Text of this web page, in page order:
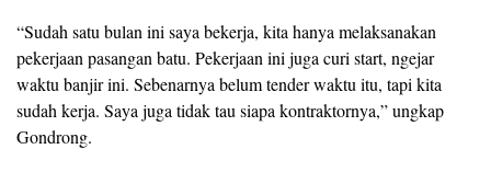
“Sudah satu bulan ini saya bekerja, kita hanya melaksanakan
pekerjaan pasangan batu. Pekerjaan ini juga curi start, ngejar
waktu banjir ini. Sebenarnya belum tender waktu itu, tapi kita
sudah kerja. Saya juga tidak tau siapa kontraktornya,” ungkap
Gondrong.